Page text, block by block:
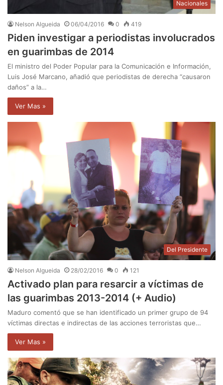
Nacionales
Nelson Algueida 06/04/2016 0 419
Piden investigar a periodistas involucrados
en guarimbas de 2014
El ministro del Poder Popular para la Comunicación e Información,
Luis José Marcano, añadió que periodistas de derecha “causaron
daños” a la…
Ver Mas »
Del Presidente
Nelson Algueida 28/02/2016 0 121
Activado plan para resarcir a víctimas de
las guarimbas 2013-2014 (+ Audio)
Maduro comentó que se han identificado un primer grupo de 94
víctimas directas e indirectas de las acciones terroristas que…
Ver Mas »